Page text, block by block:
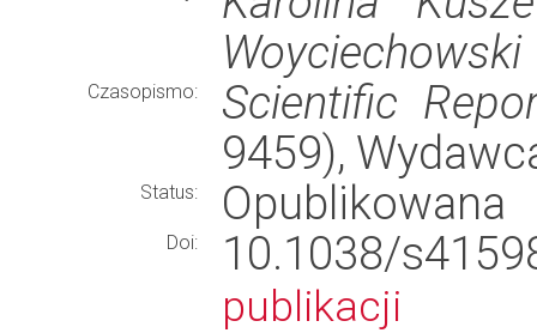
Woyciechowski
Czasopismo:
Scientific
9459),
Status: Opublikowana
Doi: 10.1038/
publikacji